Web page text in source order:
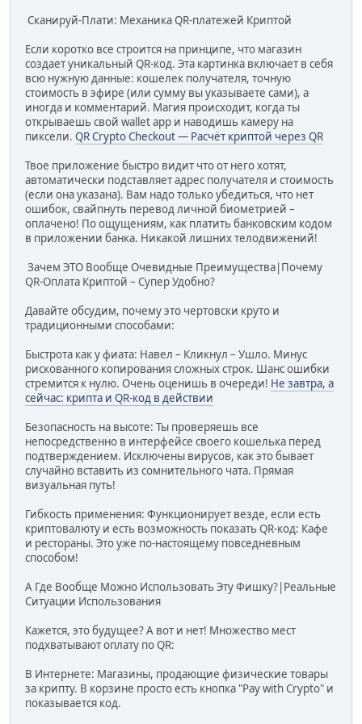
Сканируй-Плати: Механика QR-платежей Криптой
Если коротко все строится на принципе, что магазин
создает уникальный QR-код. Эта картинка включает в себя
всю нужную данные: кошелек получателя, точную
стоимость в эфире (или сумму вы указываете сами), а
иногда и комментарий. Магия происходит, когда ты
открываешь свой wallet app и наводишь камеру на
пиксели. QR Crypto Checkout — Расчёт криптой через QR
Твое приложение быстро видит что от него хотят,
автоматически подставляет адрес получателя и стоимость
(если она указана). Вам надо только убедиться, что нет
ошибок, свайпнуть перевод личной биометрией –
оплачено! По ощущениям, как платить банковским кодом
в приложении банка. Никакой лишних телодвижений!
Зачем ЭТО Вообще Очевидные Преимущества|Почему
QR-Оплата Криптой – Супер Удобно?
Давайте обсудим, почему это чертовски круто и
традиционными способами:
Быстрота как у фиата: Навел – Кликнул – Ушло. Минус
рискованного копирования сложных строк. Шанс ошибки
стремится к нулю. Очень оценишь в очереди! Не завтра, а
сейчас: крипта и QR-код в действии
Безопасность на высоте: Ты проверяешь все
непосредственно в интерфейсе своего кошелька перед
подтверждением. Исключены вирусов, как это бывает
случайно вставить из сомнительного чата. Прямая
визуальная путь!
Гибкость применения: Функционирует везде, если есть
криптовалюту и есть возможность показать QR-код: Кафе
и рестораны. Это уже по-настоящему повседневным
способом!
А Где Вообще Можно Использовать Эту Фишку?|Реальные
Ситуации Использования
Кажется, это будущее? А вот и нет! Множество мест
подхватывают оплату по QR:
В Интернете: Магазины, продающие физические товары
за крипту. В корзине просто есть кнопка "Pay with Crypto" и
показывается код.